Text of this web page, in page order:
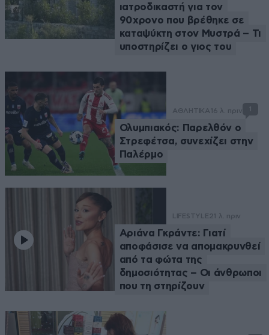
ιατροδικαστή για τον
90χρονο που βρέθηκε σε
καταψύκτη στον Μυστρά – Τι
υποστηρίζει ο γιος του
ΑΘΛΗΤΙΚΑ 16 λ. πριν 1
Ολυμπιακός: Παρελθόν ο
Στρεφέτσα, συνεχίζει στην
Παλέρμο
LIFESTYLE 21 λ. πριν
Αριάνα Γκράντε: Γιατί
αποφάσισε να απομακρυνθεί
από τα φώτα της
δημοσιότητας – Οι άνθρωποι
που τη στηρίζουν